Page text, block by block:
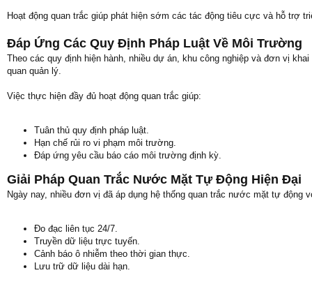
Hoạt động quan trắc giúp phát hiện sớm các tác động tiêu cực và hỗ trợ
Đáp Ứng Các Quy Định Pháp Luật Về Môi Trường
Theo các quy định hiện hành, nhiều dự án, khu công nghiệp và đơn vị
quan quản lý.
Việc thực hiện đầy đủ hoạt động quan trắc giúp:
Tuân thủ quy định pháp luật.
Hạn chế rủi ro vi phạm môi trường.
Đáp ứng yêu cầu báo cáo môi trường định kỳ.
Giải Pháp Quan Trắc Nước Mặt Tự Động Hiện Đại
Ngày nay, nhiều đơn vị đã áp dụng hệ thống quan trắc nước mặt tự động
Đo đạc liên tục 24/7.
Truyền dữ liệu trực tuyến.
Cảnh báo ô nhiễm theo thời gian thực.
Lưu trữ dữ liệu dài hạn.